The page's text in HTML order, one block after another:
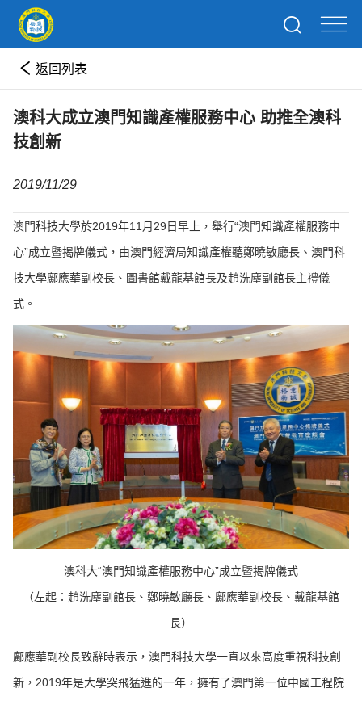
返回列表
澳科大成立澳門知識產權服務中心 助推全澳科
技創新
2019/11/29
澳門科技大學於2019年11月29日早上，舉行“澳門知識產權服務中
心”成立暨揭牌儀式，由澳門經濟局知識產權聽鄭曉敏廳長、澳門科
技大學鄺應華副校長、圖書館戴龍基館長及趙洗塵副館長主禮儀
式。
澳科大“澳門知識產權服務中心”成立暨揭牌儀式
（左起：趙洗塵副館長、鄭曉敏廳長、鄺應華副校長、戴龍基館
長）
鄺應華副校長致辭時表示，澳門科技大學一直以來高度重視科技創
新，2019年是大學突飛猛進的一年，擁有了澳門第一位中國工程院